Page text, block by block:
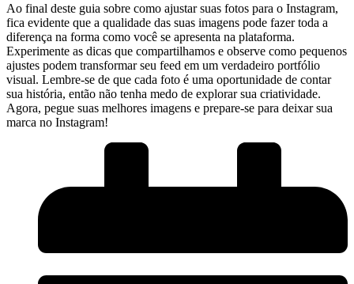
Ao final deste guia ​sobre como ajustar​ suas fotos para o Instagram,
fica evidente que a qualidade ⁢das‌ suas imagens pode fazer toda a
diferença⁤ na forma como você se apresenta⁤ na plataforma.
‌Experimente as dicas⁣ que compartilhamos e observe como pequenos
ajustes podem transformar seu feed‌ em um verdadeiro portfólio
visual. Lembre-se de que cada foto é uma oportunidade de contar
⁣sua‍ história,‌ então⁢ não ⁣tenha medo de ⁣explorar sua criatividade.
Agora, pegue suas ⁣melhores imagens e prepare-se para deixar⁢ sua
marca no Instagram!